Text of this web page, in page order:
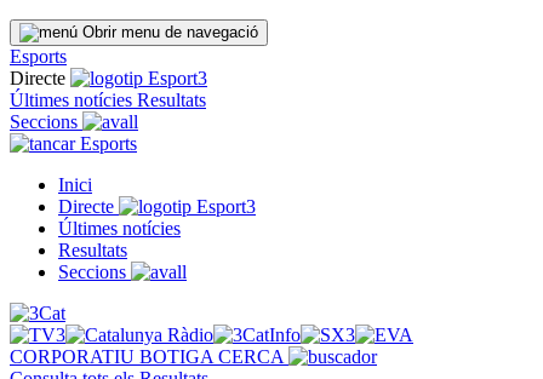
Obrir menu de navegació
Esports
Directe
Últimes notícies Resultats
Seccions
Esports
Inici
Directe
Últimes notícies
Resultats
Seccions
CORPORATIU BOTIGA CERCA